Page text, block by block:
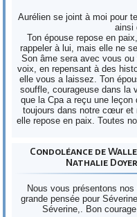
Aurélien se joint à moi pour
ainsi
Ton épouse repose en
rappeler à lui, mais elle ne
Son âme sera avec vous
voix, en repensant à des
elle vous a laissez. Ton
souffle, courageuse dans la
que la Cpa a reçu une
toujours dans notre cœur et
elle repose en paix. Toutes
Condoléance de
Nathalie
Nous vous présentons
grande pensée pour
Séverine,. Bon